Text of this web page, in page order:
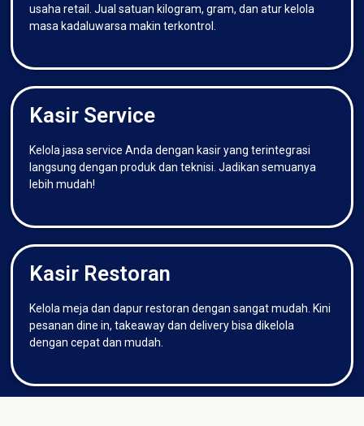
usaha retail. Jual satuan kilogram, gram, dan atur kelola
masa kadaluwarsa makin terkontrol.
Kasir Service
Kelola jasa service Anda dengan kasir yang terintegrasi
langsung dengan produk dan teknisi. Jadikan semuanya
lebih mudah!
Kasir Restoran
Kelola meja dan dapur restoran dengan sangat mudah. Kini
pesanan dine in, takeaway dan delivery bisa dikelola
dengan cepat dan mudah.